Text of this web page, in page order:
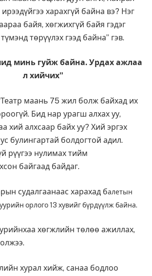
харахгүй байна вэ? Нэг
байя, хөгжихгүй байя гэдэг
төрүүлэх гээд байна” гэв.
минь гуйж байна. Урдах ажлаа
л хийчих”
маань 75 жил болж байхад их
Бид нар урагш алхах уу,
хий алхсаар байх уу? Хий эргэх
булингартай болдогтой адил.
рүүгээ нулимах тийм
байгаад байдаг.
судалгаанаас харахад балетын
уурийн орлого 13 хувийг бүрдүүлж байна.
хөгжлийн төлөө ажиллах,
хурал хийж, санаа бодлоо